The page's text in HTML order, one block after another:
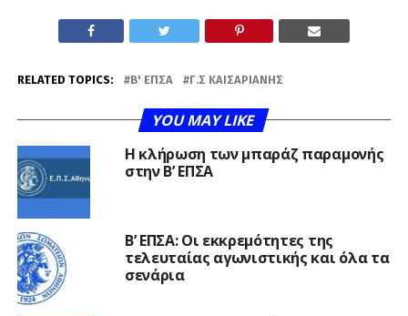
RELATED TOPICS: Β' ΕΠΣΑ Γ.Σ ΚΑΙΣΑΡΙΑΝΉΣ
YOU MAY LIKE
Η κλήρωση των μπαράζ παραμονής
στην Β’ ΕΠΣΑ
Β’ ΕΠΣΑ: Οι εκκρεμότητες της
τελευταίας αγωνιστικής και όλα τα
σενάρια